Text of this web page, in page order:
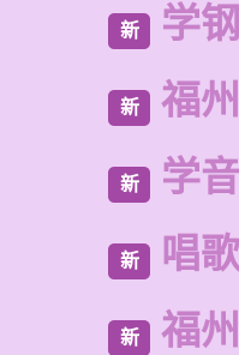
新 学
新 福
新 学
新 唱
新 福